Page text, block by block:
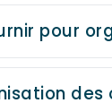
pour
des